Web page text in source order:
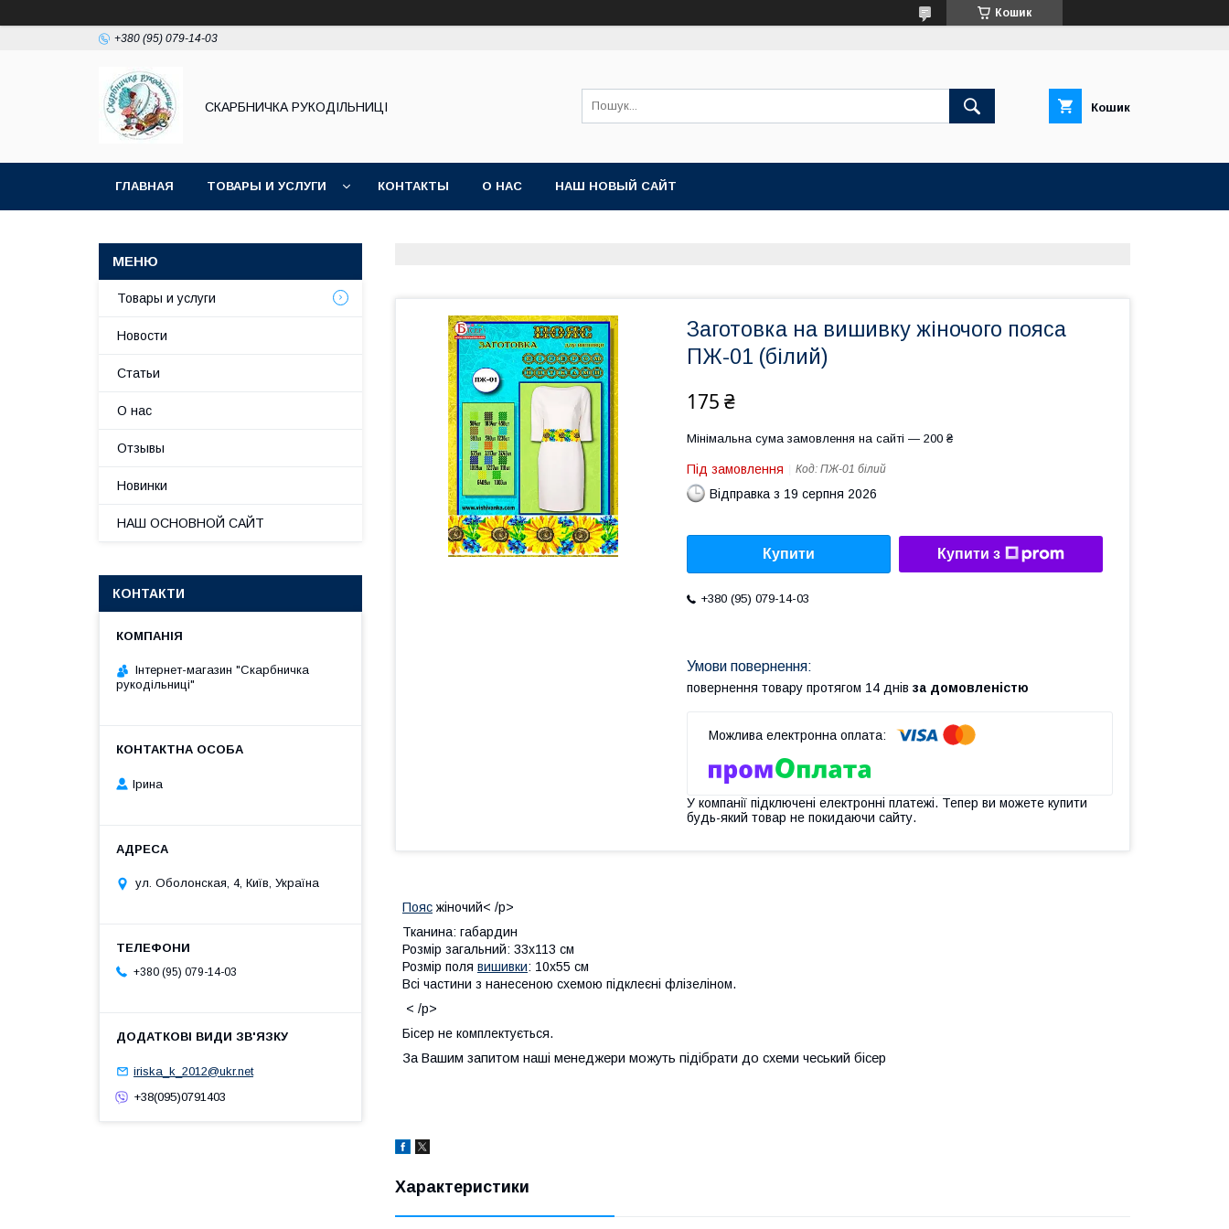
Кошик
+380 (95) 079-14-03
СКАРБНИЧКА РУКОДІЛЬНИЦІ Кошик
ГЛАВНАЯ ТОВАРЫ И УСЛУГИ КОНТАКТЫ О НАС НАШ НОВЫЙ САЙТ
Заготовка на вишивку жіночого пояса
ПЖ-01 (білий)
175 ₴
Мінімальна сума замовлення на сайті — 200 ₴
Під замовлення Код: ПЖ-01 білий
Відправка з 19 серпня 2026
Купити Купити з
+380 (95) 079-14-03
повернення товару протягом 14 днів за домовленістю
У компанії підключені електронні платежі. Тепер ви можете купити
будь-який товар не покидаючи сайту.
Пояс жіночий< /p>
Тканина: габардин
Розмір загальний: 33х113 см
Розмір поля вишивки: 10х55 см
Всі частини з нанесеною схемою підклеєні флізеліном.
< /p>
Бісер не комплектується.
За Вашим запитом наші менеджери можуть підібрати до схеми чеський бісер
Характеристики
Товары и услуги
Новости
Статьи
О нас
Отзывы
Новинки
НАШ ОСНОВНОЙ САЙТ
КОНТАКТИ
Інтернет-магазин "Скарбничка
рукодільниці"
Ірина
ул. Оболонская, 4, Київ, Україна
+380 (95) 079-14-03
iriska_k_2012@ukr.net
+38(095)0791403